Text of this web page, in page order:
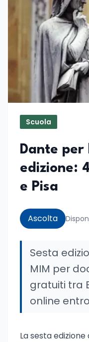
Scuola
Dante per
edizione:
e Pisa
Ascolta
Sesta
MIM per
gratuiti tra
online
La sesta